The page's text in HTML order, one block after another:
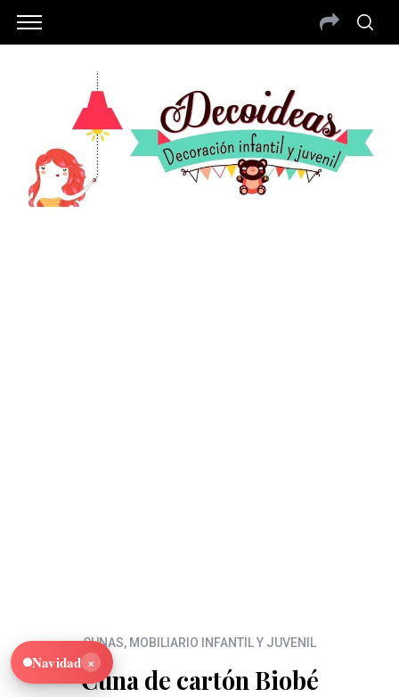
CUNAS, MOBILIARIO INFANTIL Y JUVENIL
Cuna de cartón Biobé
Navidad ×